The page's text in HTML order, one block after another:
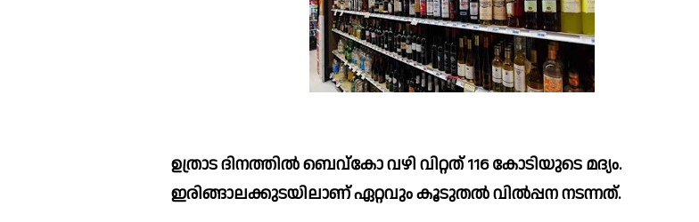
ഉത്രാട ദിനത്തില്‍ ബെവ്‌കോ വഴി വിറ്റത് 116 കോടിയുടെ മദ്യം.
ഇരിങ്ങാലക്കുടയിലാണ് ഏറ്റവും കൂടുതല്‍ വില്‍പ്പന നടന്നത്.